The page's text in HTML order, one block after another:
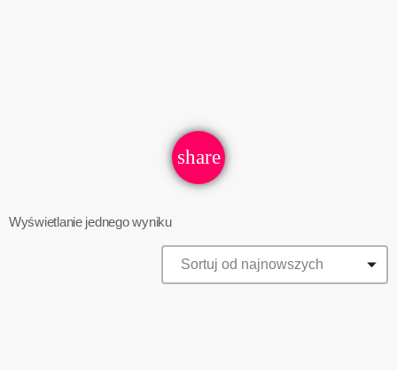
share
email
Wyświetlanie jednego wyniku